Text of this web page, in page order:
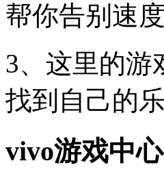
帮你告别速
3、这里的游
找到自己的乐
vivo游戏中